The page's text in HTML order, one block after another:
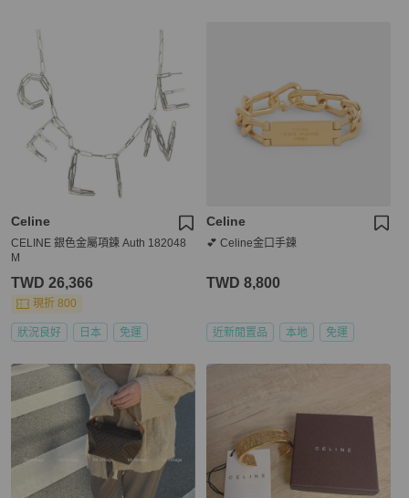
Celine
CELINE 銀色金屬項鍊 Auth 182048
M
TWD 26,366
現折 800
狀況良好 日本 免運
Celine
💕 Celine金口手鍊
TWD 8,800
近新閒置品 本地 免運